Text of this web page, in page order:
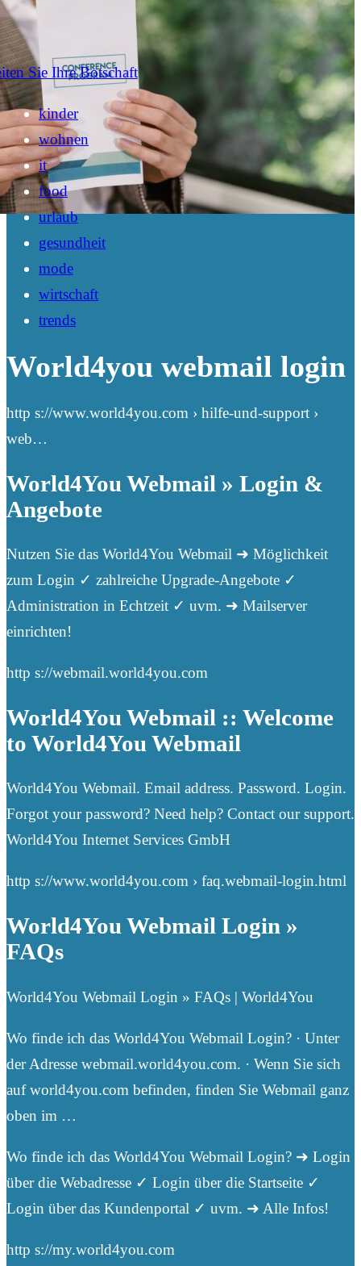
Sie Ihre Botschaft
kinder
wohnen
it
food
urlaub
gesundheit
mode
wirtschaft
trends
World4you webmail login
http s://www.world4you.com › hilfe-und-support ›
web…
World4You Webmail » Login &
Angebote
Nutzen Sie das World4You Webmail ➜ Möglichkeit
zum Login ✓ zahlreiche Upgrade-Angebote ✓
Administration in Echtzeit ✓ uvm. ➜ Mailserver
einrichten!
http s://webmail.world4you.com
World4You Webmail :: Welcome
to World4You Webmail
World4You Webmail. Email address. Password. Login.
Forgot your password? Need help? Contact our support.
World4You Internet Services GmbH
http s://www.world4you.com › faq.webmail-login.html
World4You Webmail Login »
FAQs
World4You Webmail Login » FAQs | World4You
Wo finde ich das World4You Webmail Login? · Unter
der Adresse webmail.world4you.com. · Wenn Sie sich
auf world4you.com befinden, finden Sie Webmail ganz
oben im …
Wo finde ich das World4You Webmail Login? ➜ Login
über die Webadresse ✓ Login über die Startseite ✓
Login über das Kundenportal ✓ uvm. ➜ Alle Infos!
http s://my.world4you.com